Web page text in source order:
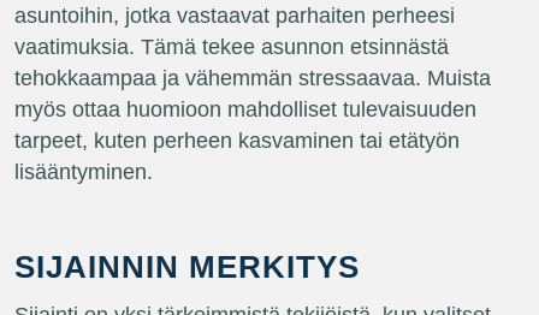
asuntoihin, jotka vastaavat parhaiten perheesi
vaatimuksia. Tämä tekee asunnon etsinnästä
tehokkaampaa ja vähemmän stressaavaa. Muista
myös ottaa huomioon mahdolliset tulevaisuuden
tarpeet, kuten perheen kasvaminen tai etätyön
lisääntyminen.
SIJAINNIN MERKITYS